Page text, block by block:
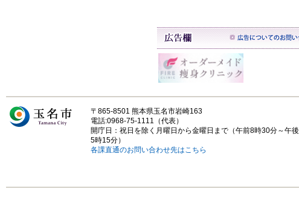
〒865-8501 熊本県玉名市岩崎163
電話:0968-75-1111（代表）
開庁日：祝日を除く月曜日から金曜日まで（午前8時30分～午後
5時15分）
各課直通のお問い合わせ先はこちら